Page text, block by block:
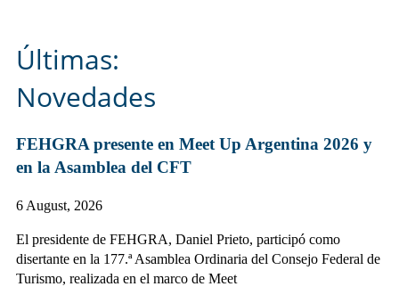
Últimas:
Novedades
FEHGRA presente en Meet Up Argentina 2026 y
en la Asamblea del CFT
6 August, 2026
El presidente de FEHGRA, Daniel Prieto, participó como
disertante en la 177.ª Asamblea Ordinaria del Consejo Federal de
Turismo, realizada en el marco de Meet